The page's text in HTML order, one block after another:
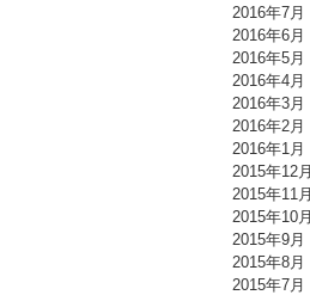
2016年7月
2016年6月
2016年5月
2016年4月
2016年3月
2016年2月
2016年1月
2015年12月
2015年11月
2015年10月
2015年9月
2015年8月
2015年7月